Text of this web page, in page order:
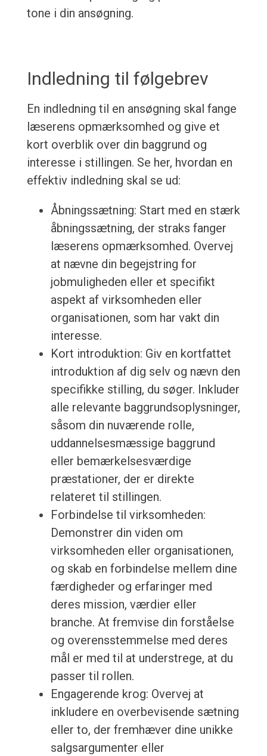
tone i din ansøgning.
Indledning til følgebrev
En indledning til en ansøgning skal fange
læserens opmærksomhed og give et
kort overblik over din baggrund og
interesse i stillingen. Se her, hvordan en
effektiv indledning skal se ud:
Åbningssætning: Start med en stærk
åbningssætning, der straks fanger
læserens opmærksomhed. Overvej
at nævne din begejstring for
jobmuligheden eller et specifikt
aspekt af virksomheden eller
organisationen, som har vakt din
interesse.
Kort introduktion: Giv en kortfattet
introduktion af dig selv og nævn den
specifikke stilling, du søger. Inkluder
alle relevante baggrundsoplysninger,
såsom din nuværende rolle,
uddannelsesmæssige baggrund
eller bemærkelsesværdige
præstationer, der er direkte
relateret til stillingen.
Forbindelse til virksomheden:
Demonstrer din viden om
virksomheden eller organisationen,
og skab en forbindelse mellem dine
færdigheder og erfaringer med
deres mission, værdier eller
branche. At fremvise din forståelse
og overensstemmelse med deres
mål er med til at understrege, at du
passer til rollen.
Engagerende krog: Overvej at
inkludere en overbevisende sætning
eller to, der fremhæver dine unikke
salgsargumenter eller